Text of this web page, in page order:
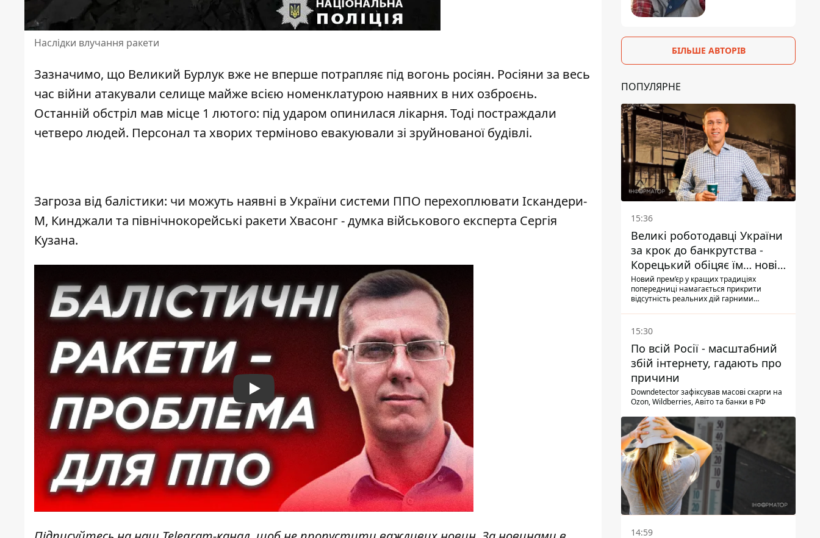
Наслідки влучання ракети
Зазначимо, що Великий Бурлук вже не вперше потрапляє під вогонь росіян. Росіяни за весь
час війни атакували селище майже всією номенклатурою наявних в них озброєнь.
Останній обстріл мав місце 1 лютого: під ударом опинилася лікарня. Тоді постраждали
четверо людей. Персонал та хворих терміново евакуювали зі зруйнованої будівлі.
Загроза від балістики: чи можуть наявні в України системи ППО перехоплювати Іскандери-
М, Кинджали та північнокорейські ракети Хвасонг - думка військового експерта Сергія
Кузана.
Play
БІЛЬШЕ АВТОРІВ
ПОПУЛЯРНЕ
15:36
Великі роботодавці України
за крок до банкрутства -
Корецький обіцяє їм… нові
склади
Новий прем’єр у кращих традиціях
попередниці намагається прикрити
відсутність реальних дій гарними
15:30
По всій Росії - масштабний
збій інтернету, гадають про
причини
Downdetector зафіксував масові скарги на
Ozon, Wildberries, Авіто та банки в РФ
14:59